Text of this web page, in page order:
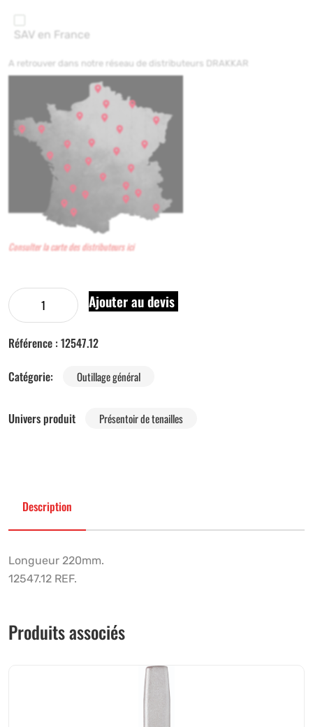
SAV en France
A retrouver dans notre réseau de distributeurs DRAKKAR
Consulter la carte des distributeurs ici
Ajouter au devis
Référence : 12547.12
Catégorie:
Outillage général
Univers produit Présentoir de tenailles
Description
Longueur 220mm.
12547.12 REF.
Produits associés